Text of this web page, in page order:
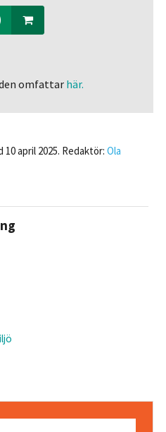
omfattarhär.
april 2025. Redaktör: Ola